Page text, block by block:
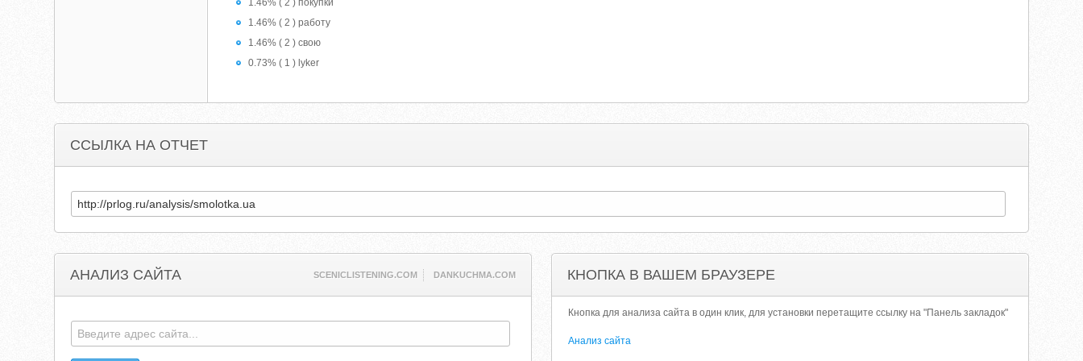
1.46% ( 2 ) покупки
1.46% ( 2 ) работу
1.46% ( 2 ) свою
0.73% ( 1 ) lyker
ССЫЛКА НА ОТЧЕТ
АНАЛИЗ САЙТА SCENICLISTENING.COM DANKUCHMA.COM КНОПКА В ВАШЕМ БРАУЗЕРЕ
Кнопка для анализа сайта в один клик, для установки перетащите ссылку на "Панель закладок"
Анализ сайта